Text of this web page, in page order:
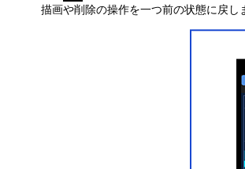
描画や削除の操作を一つ前の状態に戻し